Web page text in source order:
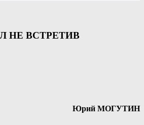
НЕ ВСТРЕТИВ
Юрий МОГУТИН